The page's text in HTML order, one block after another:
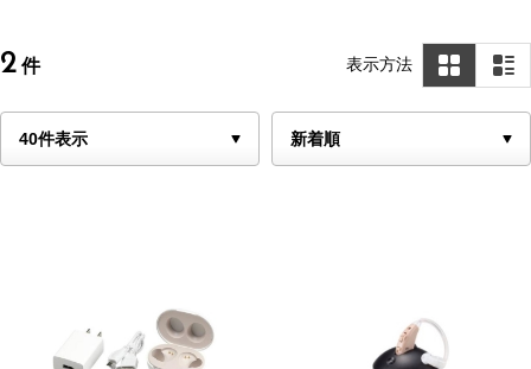
2 件 表示方法